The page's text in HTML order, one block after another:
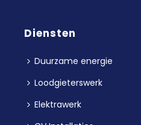
Diensten
Duurzame energie
Loodgieterswerk
Elektrawerk